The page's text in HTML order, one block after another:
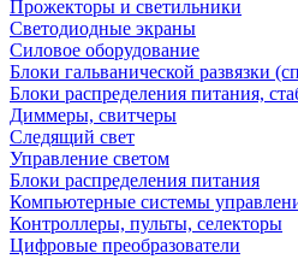
Прожекторы и светильники
Светодиодные экраны
Силовое оборудование
Блоки гальванической развязки
Блоки распределения питания,
Диммеры, свитчеры
Следящий свет
Управление светом
Блоки распределения питания
Компьютерные системы
Контроллеры, пульты, селекторы
Цифровые преобразователи